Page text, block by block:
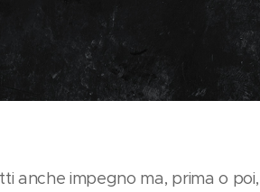
anche impegno ma, prima o poi,